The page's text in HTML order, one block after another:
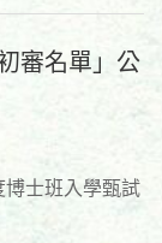
審名單」公
士班入學甄試